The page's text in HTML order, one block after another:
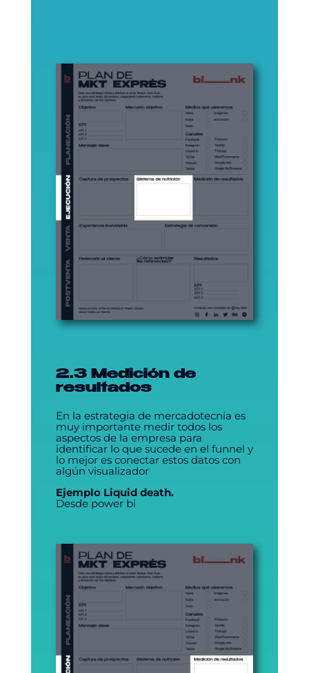
2.3 Medición de
resultados
En la estrategia de mercadotecnia es
muy importante medir todos los
aspectos de la empresa para
identificar lo que sucede en el funnel y
lo mejor es conectar estos datos con
algún visualizador
Ejemplo Liquid death.
Desde power bi